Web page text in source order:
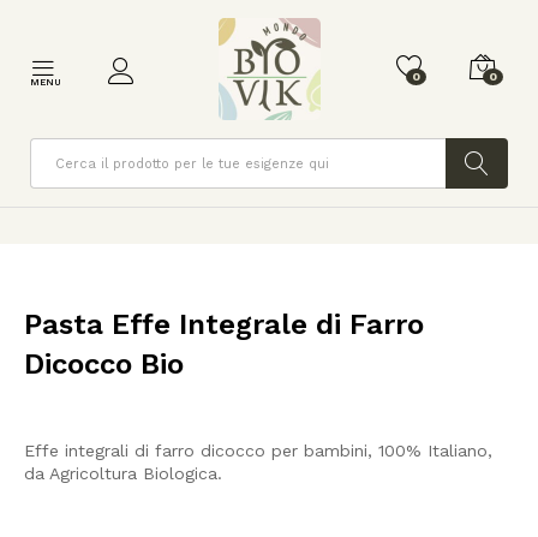
MENU 0 0
Cerca
Pasta Effe Integrale di Farro
Dicocco Bio
Effe integrali di farro dicocco per bambini, 100% Italiano,
da Agricoltura Biologica.